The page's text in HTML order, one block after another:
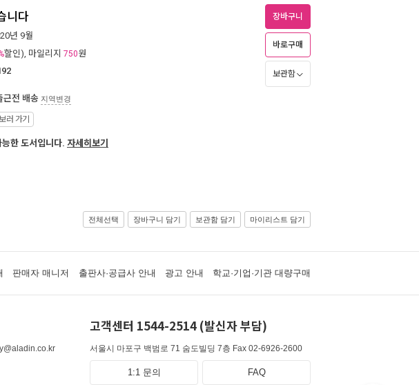
니다
년 9월
할인), 마일리지 750원
근전 배송 지역변경
러 가기
장바구니
바로구매
보관함
한 도서입니다. 자세히보기
전체선택 장바구니 담기 보관함 담기 마이리스트 담기
판매자 매니저 출판사·공급사 안내 광고 안내 학교·기업·기관 대량구매
고객센터 1544-2514 (발신자 부담)
서울시 마포구 백범로 71 숨도빌딩 7층 Fax 02-6926-2600
1:1 문의 FAQ